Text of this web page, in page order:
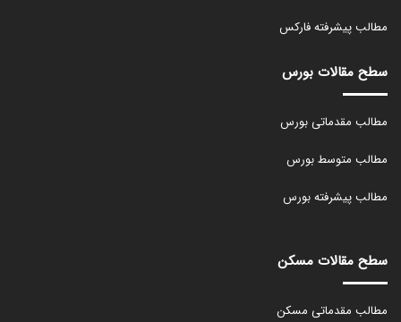
مطالب پیشرفته فارکس
سطح مقالات بورس
مطالب مقدماتی بورس
مطالب متوسط بورس
مطالب پیشرفته بورس
سطح مقالات مسکن
مطالب مقدماتی مسکن